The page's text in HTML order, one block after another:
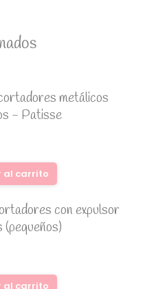
metálicos
- Patisse
al carrito
con expulsor
(pequeños)
al carrito